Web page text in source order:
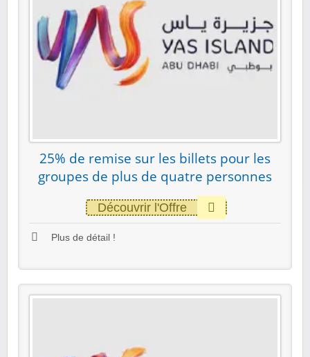
25% de remise sur les billets pour les
groupes de plus de quatre personnes
Découvrir l'Offre
Plus de détail !